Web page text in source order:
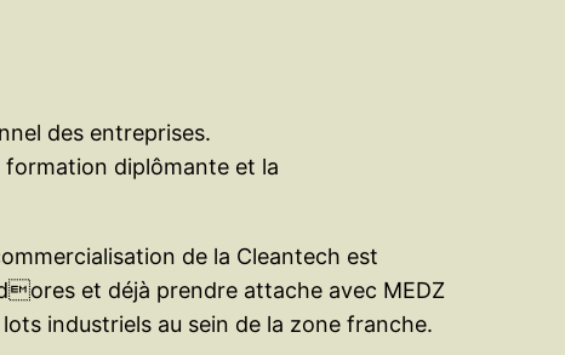
des entreprises.
diplômante et la
de la Cleantech est
et déjà prendre attache avec MEDZ
industriels au sein de la zone franche.